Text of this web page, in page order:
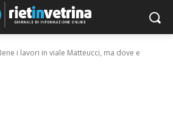
i lavori in viale Matteucci, ma dove e